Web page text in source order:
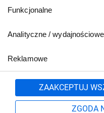
Funkcjonalne
Analityczne / wydajnościowe
Reklamowe
ZAAKCEPTUJ
ZGODA
801 500